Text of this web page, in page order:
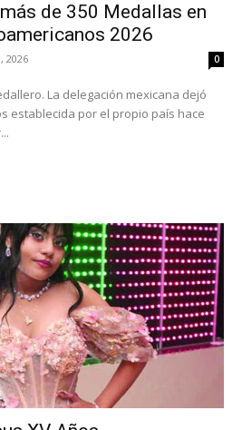
de 350 Medallas en
2026
2026 0
dejó
establecida por el propio país hace